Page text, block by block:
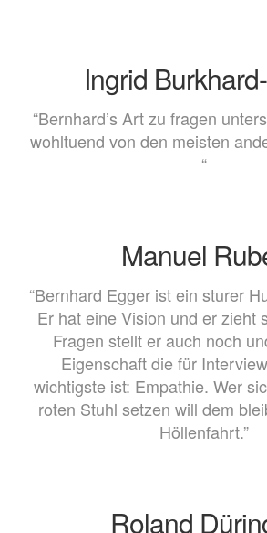
Ingrid
“Bernhard’s Art zu fragen
wohltuend von den meisten
“
Manuel
“Bernhard Egger ist ein sturer
Er hat eine Vision und er zieht
Fragen stellt er auch noch
Eigenschaft die für
wichtigste ist: Empathie. Wer
roten Stuhl setzen will dem
Höllenfahrt.”
Roland